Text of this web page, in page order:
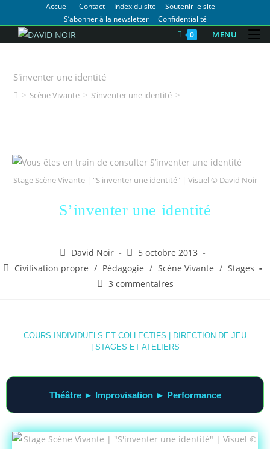
Accueil Contact Index du site
Soutenir le site
S’abonner à la newsletter
Confidentialité
0
MENU
S'inventer une identité
> Scène Vivante > S’inventer une identité >
Stage Scène Vivante | "S'inventer une identité" | Visuel © David Noir
S’inventer une identité
David Noir
5 octobre 2013
Civilisation propre / Pédagogie / Scène Vivante / Stages
3 commentaires
COURS INDIVIDUELS ET COLLECTIFS | DIRECTION DE JEU
| STAGES ET ATELIERS
Théâtre ► Improvisation ► Performance